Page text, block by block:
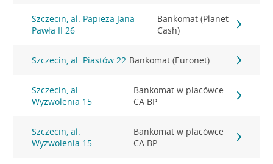
Szczecin, al. Papieża Jana
Pawła II 26
Bankomat (Planet
Cash)
Szczecin, al. Piastów 22 Bankomat (Euronet)
Szczecin, al.
Wyzwolenia 15
Bankomat w placówce
CA BP
Szczecin, al.
Wyzwolenia 15
Bankomat w placówce
CA BP